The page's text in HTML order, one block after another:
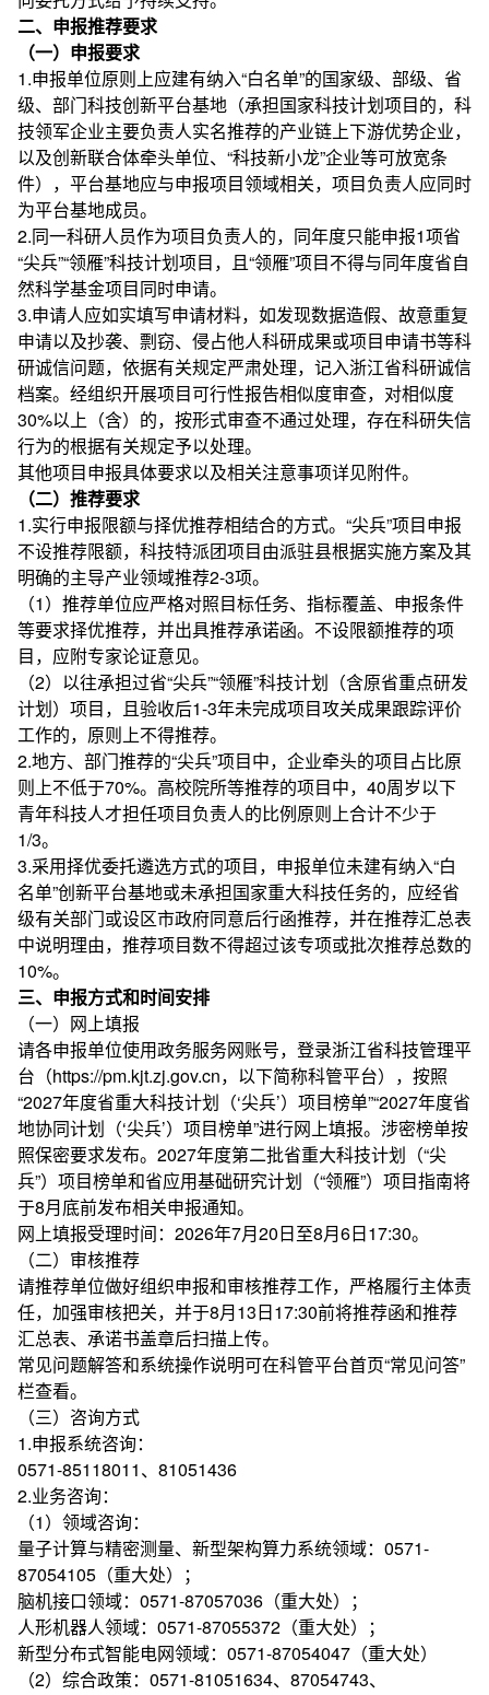
二、申报推荐要求
（一）申报要求
1.申报单位原则上应建有纳入“白名单”的国家级、部级、省
级、部门科技创新平台基地（承担国家科技计划项目的，科
技领军企业主要负责人实名推荐的产业链上下游优势企业，
以及创新联合体牵头单位、“科技新小龙”企业等可放宽条
件），平台基地应与申报项目领域相关，项目负责人应同时
为平台基地成员。
2.同一科研人员作为项目负责人的，同年度只能申报1项省
“尖兵”“领雁”科技计划项目，且“领雁”项目不得与同年度省自
然科学基金项目同时申请。
3.申请人应如实填写申请材料，如发现数据造假、故意重复
申请以及抄袭、剽窃、侵占他人科研成果或项目申请书等科
研诚信问题，依据有关规定严肃处理，记入浙江省科研诚信
档案。经组织开展项目可行性报告相似度审查，对相似度
30%以上（含）的，按形式审查不通过处理，存在科研失信
行为的根据有关规定予以处理。
其他项目申报具体要求以及相关注意事项详见附件。
（二）推荐要求
1.实行申报限额与择优推荐相结合的方式。“尖兵”项目申报
不设推荐限额，科技特派团项目由派驻县根据实施方案及其
明确的主导产业领域推荐2-3项。
（1）推荐单位应严格对照目标任务、指标覆盖、申报条件
等要求择优推荐，并出具推荐承诺函。不设限额推荐的项
目，应附专家论证意见。
（2）以往承担过省“尖兵”“领雁”科技计划（含原省重点研发
计划）项目，且验收后1-3年未完成项目攻关成果跟踪评价
工作的，原则上不得推荐。
2.地方、部门推荐的“尖兵”项目中，企业牵头的项目占比原
则上不低于70%。高校院所等推荐的项目中，40周岁以下
青年科技人才担任项目负责人的比例原则上合计不少于
1/3。
3.采用择优委托遴选方式的项目，申报单位未建有纳入“白
名单”创新平台基地或未承担国家重大科技任务的，应经省
级有关部门或设区市政府同意后行函推荐，并在推荐汇总表
中说明理由，推荐项目数不得超过该专项或批次推荐总数的
10%。
三、申报方式和时间安排
（一）网上填报
请各申报单位使用政务服务网账号，登录浙江省科技管理平
台（https://pm.kjt.zj.gov.cn，以下简称科管平台），按照
“2027年度省重大科技计划（‘尖兵’）项目榜单”“2027年度省
地协同计划（‘尖兵’）项目榜单”进行网上填报。涉密榜单按
照保密要求发布。2027年度第二批省重大科技计划（“尖
兵”）项目榜单和省应用基础研究计划（“领雁”）项目指南将
于8月底前发布相关申报通知。
网上填报受理时间：2026年7月20日至8月6日17:30。
（二）审核推荐
请推荐单位做好组织申报和审核推荐工作，严格履行主体责
任，加强审核把关，并于8月13日17:30前将推荐函和推荐
汇总表、承诺书盖章后扫描上传。
常见问题解答和系统操作说明可在科管平台首页“常见问答”
栏查看。
（三）咨询方式
1.申报系统咨询：
0571-85118011、81051436
2.业务咨询：
（1）领域咨询：
量子计算与精密测量、新型架构算力系统领域：0571-
87054105（重大处）；
脑机接口领域：0571-87057036（重大处）；
人形机器人领域：0571-87055372（重大处）；
新型分布式智能电网领域：0571-87054047（重大处）
（2）综合政策：0571-81051634、87054743、